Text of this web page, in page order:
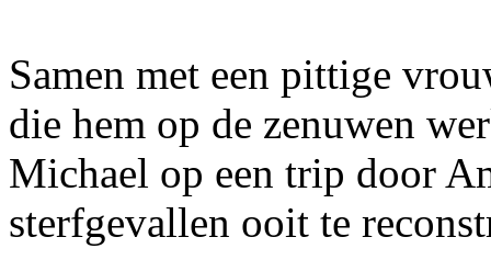
Samen met een pittige
die hem op de zenuwen
Michael op een trip door
sterfgevallen ooit te